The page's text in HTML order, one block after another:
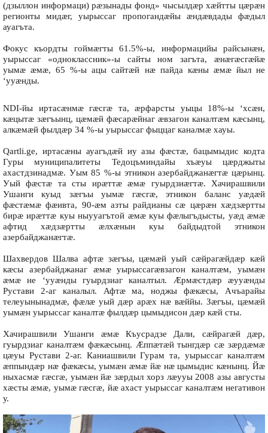
(дзыллон информаци) рæзынады фонд» чысылдæр хæйтты цæрæн
регионты мидæг, уырыссаг пропогандæйы æндæвдады фæдыл
ауагъта.
Фокус къордты гоймæгты 61.5%-ы, информацийы райсынæн,
уырыссаг «одноклассник»-ы сайты ном загъта, æнæгæсгæйæ
уымæ æмæ, 65 %-ы ацы сайтæй нæ пайда кæны æмæ йыл не
‘ууæнды.
NDI-йы иртасæнмæ гæсгæ та, æрфарсты уыцы 18%-ы ‘хсæн,
кæцытæ зæгъынц, цæмæй фæсарæйнаг æвзагон каналтæм кæсынц,
алкæмæй фылдæр 34 %-ы уырыссаг фыццаг каналмæ хауы.
Qartli.ge, иртасæны ауагъдæй иу азы фæстæ, бацымыдис кодта
Гуры муниципалитеты Тедоцъминдайы хъæуы цæрджыты
ахастдзинадмæ. Уым 85 %-ы этникон азербайджанæгтæ цæрынц.
Уый фæстæ та сты ирæттæ æмæ гуырдзиæгтæ. Хачирашвили
Ушанги куыд зæгъы уымæ гæсгæ, этникон баланс уæдæй
фæстæмæ фæивта, 90-æм азты райдианы сæ цæрæн хæдзæртты
бирæ ирæттæ куы ныууагътой æмæ куы фæлыгъдысты, уæд æмæ
афтид хæдзæртты æлхæнын куы байдыдтой этникон
азербайджанæгтæ.
Шахвердов Шалва афтæ зæгъы, цæмæй уый сæйрагæйдæр кæй
кæсы азербайджанаг æмæ уырыссагæвзагон каналтæм, уымæн
æмæ не ‘ууæнды гуырдзиаг каналтыл. Æрмæстдæр æууæнды
Рустави 2-аг каналыл. Афтæ ма, ноджы фæкæсы, Ачъарайы
телеуынынадмæ, фæлæ уый дæр арæх нæ вæййы. Зæгъы, цæмæй
уымæн уырыссаг каналтæ фылдæр цымыдисон дæр кæй сты.
Хачирашвили Ушанги æмæ Къусрадзе Дали, сæйрагæй дæр,
гуырдзиаг каналтæм фæкæсынц. Æппæтæй тынгдæр сæ зæрдæмæ
цæуы Рустави 2-аг. Каниашвили Гурам та, уырыссаг каналтæм
æппындæр нæ фæкæсы, уымæн æмæ йæ нæ цымыдис кæнынц. Йæ
ныхасмæ гæсгæ, уымæн йæ зæрдыл хорз лæууы 2008 азы августы
хæсты æмæ, уымæ гæсгæ, йæ ахаст уырыссаг каналтæм негативон
у.